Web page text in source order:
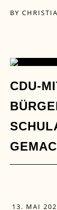
BY
MAI
CDU-
13. MAI